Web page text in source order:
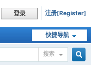
登录 注册[Register]
快捷导航
搜索